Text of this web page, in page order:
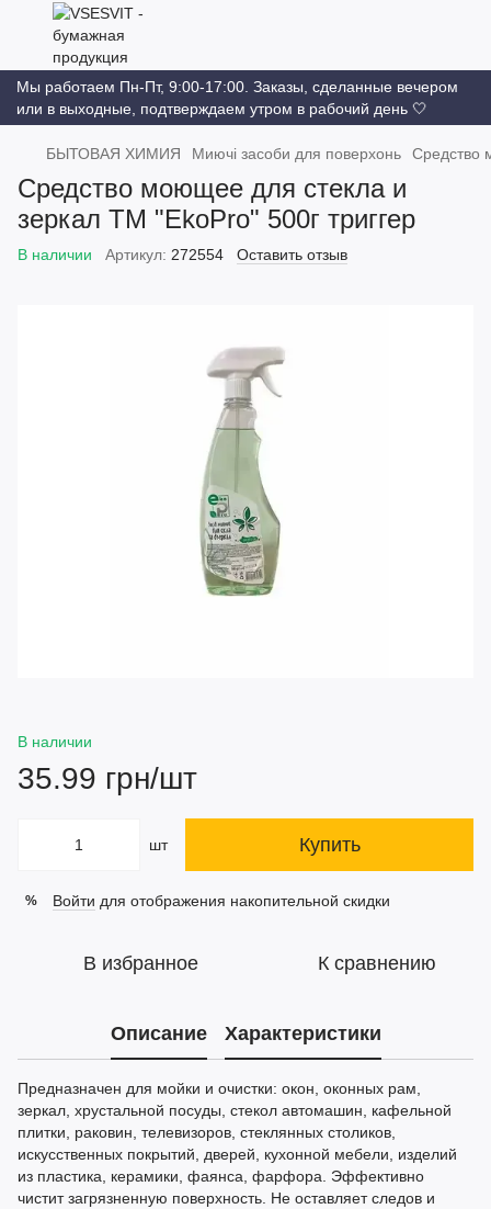
Мы работаем Пн-Пт, 9:00-17:00. Заказы, сделанные вечером
или в выходные, подтверждаем утром в рабочий день 🤍
БЫТОВАЯ ХИМИЯ Миючі засоби для поверхонь Средство
Средство моющее для стекла и
зеркал ТМ "EkoPro" 500г триггер
В наличии Артикул: 272554 Оставить отзыв
В наличии
35.99 грн/шт
шт Купить
% Войти для отображения накопительной скидки
В избранное К сравнению
Описание Характеристики
Предназначен для мойки и очистки: окон, оконных рам,
зеркал, хрустальной посуды, стекол автомашин, кафельной
плитки, раковин, телевизоров, стеклянных столиков,
искусственных покрытий, дверей, кухонной мебели, изделий
из пластика, керамики, фаянса, фарфора. Эффективно
чистит загрязненную поверхность. Не оставляет следов и